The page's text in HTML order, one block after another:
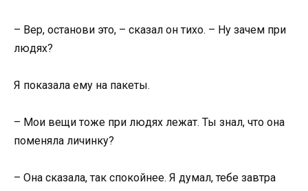
– Вер, останови это, – сказал он тихо. – Ну зачем при
людях?
Я показала ему на пакеты.
– Мои вещи тоже при людях лежат. Ты знал, что она
поменяла личинку?
– Она сказала, так спокойнее. Я думал, тебе завтра